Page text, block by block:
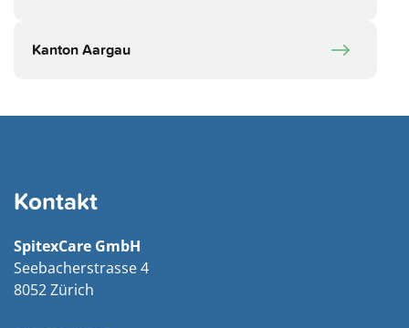
Kanton Aargau
Kontakt
SpitexCare GmbH
Seebacherstrasse 4
8052 Zürich